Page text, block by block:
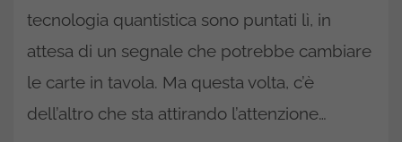
tecnologia quantistica sono puntati lì, in
attesa di un segnale che potrebbe cambiare
le carte in tavola. Ma questa volta, c’è
dell’altro che sta attirando l’attenzione…